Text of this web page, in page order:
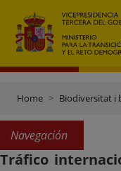
Home Biodiversitat i
Navegación
Tráfico